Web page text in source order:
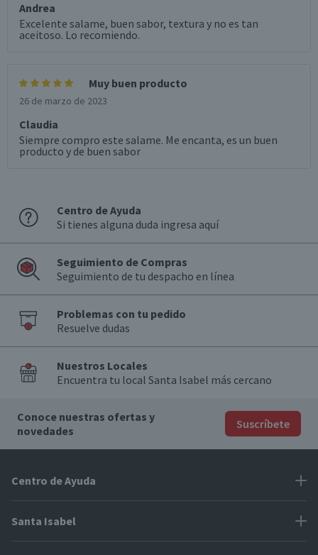
Andrea
Excelente salame, buen sabor, textura y no es tan
aceitoso. Lo recomiendo.
Muy buen producto
26 de marzo de 2023
Claudia
Siempre compro este salame. Me encanta, es un buen
producto y de buen sabor
Centro de Ayuda
Si tienes alguna duda ingresa aquí
Seguimiento de Compras
Seguimiento de tu despacho en línea
Problemas con tu pedido
Resuelve dudas
Nuestros Locales
Encuentra tu local Santa Isabel más cercano
Conoce nuestras ofertas y
novedades
Suscríbete
Centro de Ayuda
Problemas con tu pedido
Santa Isabel